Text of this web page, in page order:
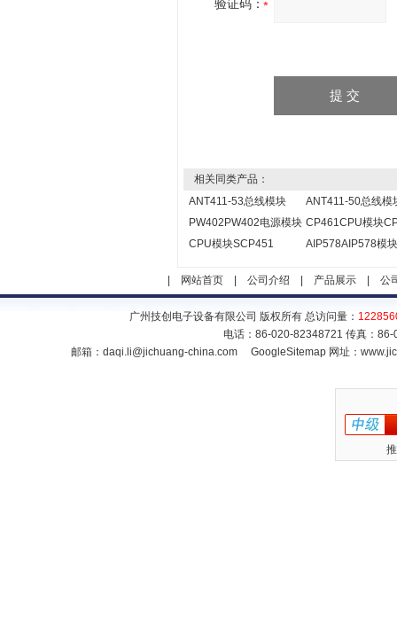
验证码：
相关同类产品：
ANT411-53总线模块
ANT411-50总线模
PW402PW402电源模块 CP461CPU模块
CPU模块SCP451
AIP578AIP578模块
网站首页| 公司介绍 产品展示| 公
广州技创电子设备有限公司 版权所有 总访问量：
电话：86-020-82348721 传真：
邮箱： daqi.li@jichuang-china.com GoogleSitemap 网址：